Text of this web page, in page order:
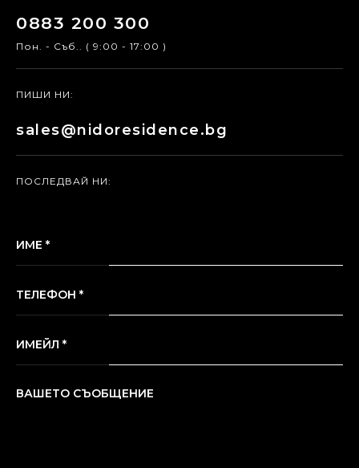
0883 200 300
Пон. - Съб.. ( 9:00 - 17:00 )
ПИШИ НИ:
sales@nidoresidence.bg
ПОСЛЕДВАЙ НИ:
ИМЕ *
ТЕЛЕФОН *
ИМЕЙЛ *
ВАШЕТО СЪОБЩЕНИЕ